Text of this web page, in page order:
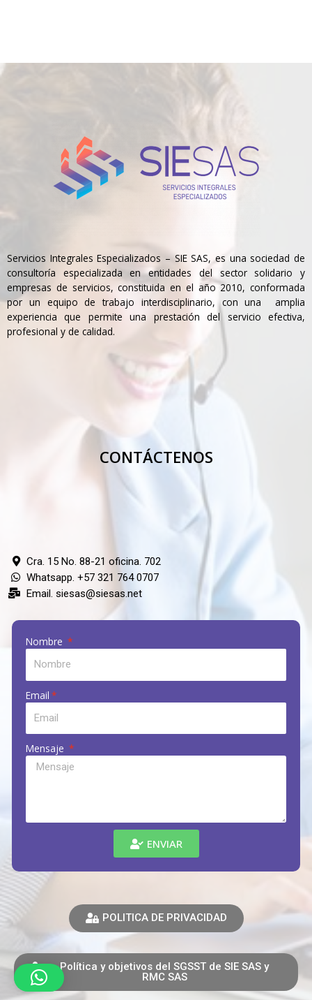
Servicios Integrales Especializados – SIE SAS, es una sociedad de
consultoría especializada en entidades del sector solidario y
empresas de servicios, constituida en el año 2010, conformada
por un equipo de trabajo interdisciplinario, con una amplia
experiencia que permite una prestación del servicio efectiva,
profesional y de calidad.
CONTÁCTENOS
Cra. 15 No. 88-21 oficina. 702
Whatsapp. +57 321 764 0707
Email. siesas@siesas.net
Nombre
Email
Mensaje
ENVIAR
POLITICA DE PRIVACIDAD
Política y objetivos del SGSST de SIE SAS y
RMC SAS